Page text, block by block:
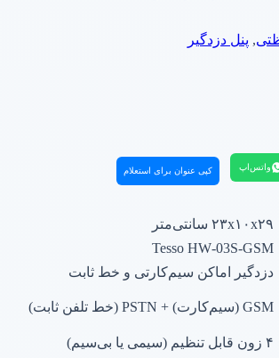
, پنل دزدگیر
واتس‌اپ کپی عنوان برای استعلام
۲۳x۱۰x۲۹ سانتی‌متر
Tesso HW‑03S‑GSM
دزدگیر اماکن سیم‌کارتی و خط ثابت
GSM (سیم‌کارت) + PSTN (خط تلفن ثابت)
۴ زون قابل تنظیم (سیمی یا بی‌سیم)